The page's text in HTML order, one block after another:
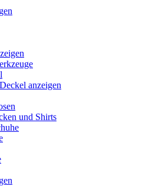
anzeigen
und Shirts